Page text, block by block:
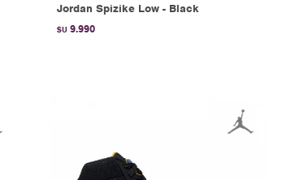
Jordan Spizike Low - Black
$U 9.990